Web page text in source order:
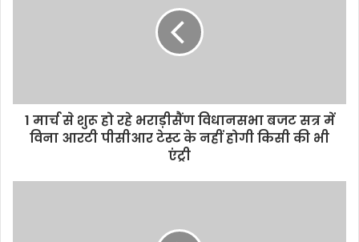
1 मार्च से शुरू हो रहे भराड़ीसैंण विधानसभा बजट सत्र में
विना आरटी पीसीआर टेस्ट के नहीं होगी किसी की भी
एंट्री